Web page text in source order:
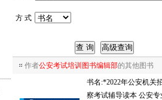
方 式
作者公安考试培训图书编辑部的其他图书
书名:*2022年公安机关
察考试辅导读本 公安